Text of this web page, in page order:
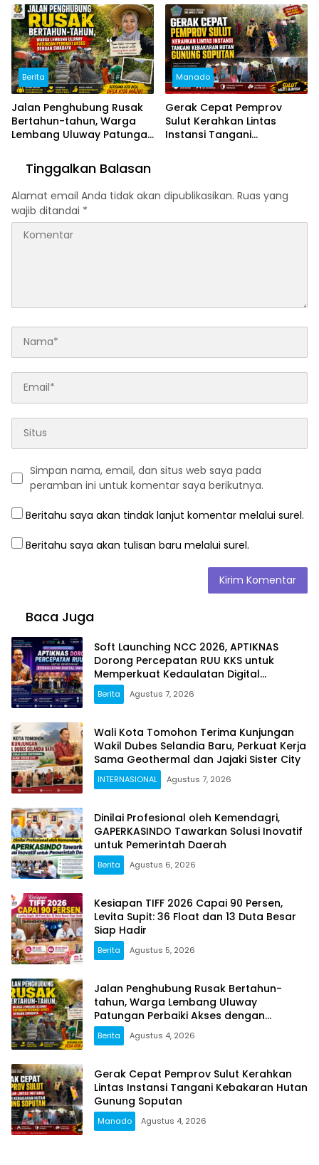
Pemerintah Daerah
Berita
Jalan Penghubung Rusak
Bertahun-tahun, Warga
Lembang Uluway Patungan
Swadaya
Manado
Gerak Cepat Pemprov
Sulut Kerahkan Lintas
Instansi Tangani
Tinggalkan Balasan
Alamat email Anda tidak akan dipublikasikan. Ruas yang
wajib ditandai *
Simpan nama, email, dan situs web saya pada
peramban ini untuk komentar saya berikutnya.
Beritahu saya akan tindak lanjut komentar melalui surel.
Beritahu saya akan tulisan baru melalui surel.
Baca Juga
Soft Launching NCC 2026, APTIKNAS
Dorong Percepatan RUU KKS untuk
Memperkuat Kedaulatan Digital
Indonesia
Berita Agustus 7, 2026
Wali Kota Tomohon Terima Kunjungan
Wakil Dubes Selandia Baru, Perkuat Kerja
Sama Geothermal dan Jajaki Sister City
INTERNASIONAL Agustus 7, 2026
Dinilai Profesional oleh Kemendagri,
GAPERKASINDO Tawarkan Solusi Inovatif
untuk Pemerintah Daerah
Berita Agustus 6, 2026
Kesiapan TIFF 2026 Capai 90 Persen,
Levita Supit: 36 Float dan 13 Duta Besar
Siap Hadir
Berita Agustus 5, 2026
Jalan Penghubung Rusak Bertahun-
tahun, Warga Lembang Uluway
Patungan Perbaiki Akses dengan
Swadaya
Berita Agustus 4, 2026
Gerak Cepat Pemprov Sulut Kerahkan
Lintas Instansi Tangani Kebakaran Hutan
Gunung Soputan
Manado Agustus 4, 2026